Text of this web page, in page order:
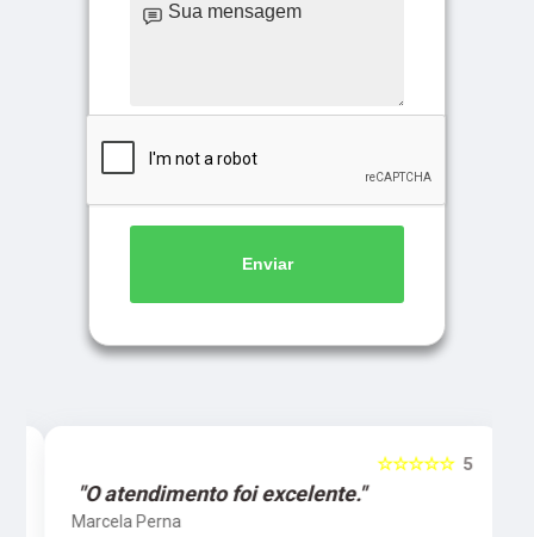
Enviar
5
☆☆☆☆☆
"O atendimento foi excelente."
Marcela Perna